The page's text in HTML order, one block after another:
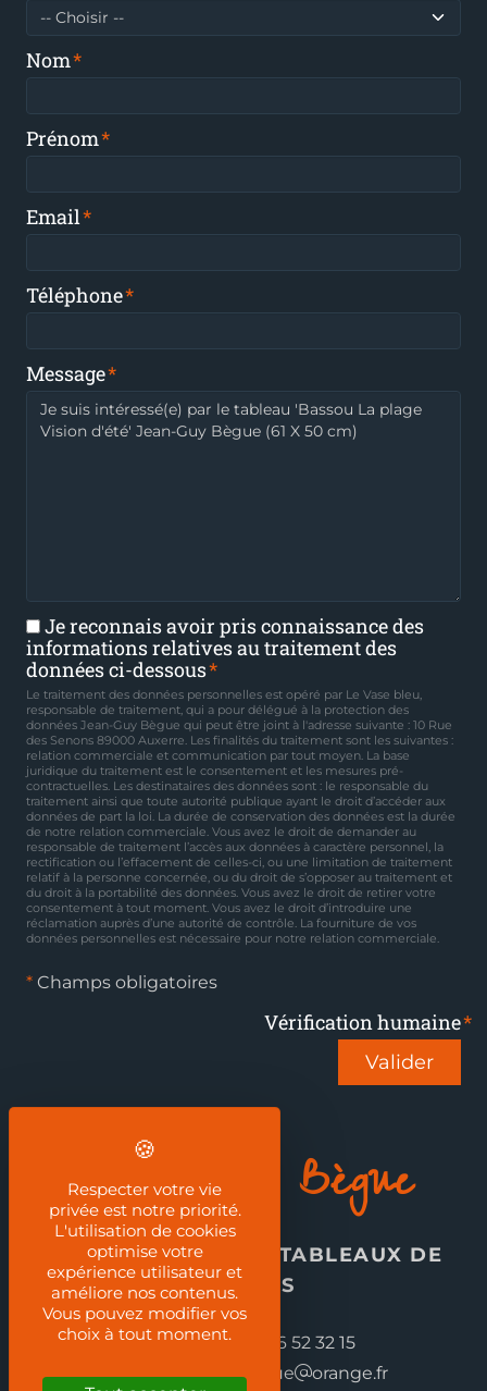
Nom
Prénom
Email
Téléphone
Message
Je reconnais avoir pris connaissance des
informations relatives au traitement des
données ci-dessous
Le traitement des données personnelles est opéré par Le Vase bleu,
responsable de traitement, qui a pour délégué à la protection des
données Jean-Guy Bègue qui peut être joint à l'adresse suivante : 10 Rue
des Senons 89000 Auxerre. Les finalités du traitement sont les suivantes :
relation commerciale et communication par tout moyen. La base
juridique du traitement est le consentement et les mesures pré-
contractuelles. Les destinataires des données sont : le responsable du
traitement ainsi que toute autorité publique ayant le droit d’accéder aux
données de part la loi. La durée de conservation des données est la durée
de notre relation commerciale. Vous avez le droit de demander au
responsable de traitement l’accès aux données à caractère personnel, la
rectification ou l’effacement de celles-ci, ou une limitation de traitement
relatif à la personne concernée, ou du droit de s’opposer au traitement et
du droit à la portabilité des données. Vous avez le droit de retirer votre
consentement à tout moment. Vous avez le droit d’introduire une
réclamation auprès d’une autorité de contrôle. La fourniture de vos
données personnelles est nécessaire pour notre relation commerciale.
* Champs obligatoires
Vérification humaine
Valider
Jean-Guy Bègue
REPRODUCTION DE TABLEAUX DE
MAÎTRES
Téléphone :
03 86 52 32 15
Email :jeanguy.begue orange.fr
Respecter votre vie
privée est notre priorité.
L'utilisation de cookies
optimise votre
expérience utilisateur et
améliore nos contenus.
Vous pouvez modifier vos
choix à tout moment.